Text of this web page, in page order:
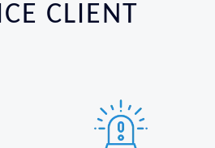
CLIENT